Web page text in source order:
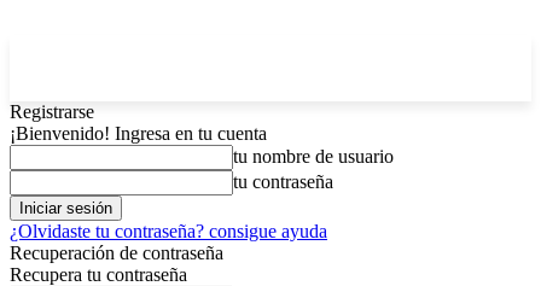
Registrarse
¡Bienvenido! Ingresa en tu cuenta
tu nombre de usuario
tu contraseña
¿Olvidaste tu contraseña? consigue ayuda
Recuperación de contraseña
Recupera tu contraseña